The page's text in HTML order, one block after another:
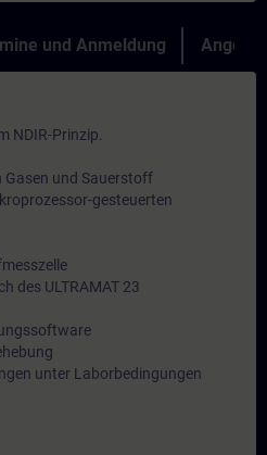
und Anmeldung Angebot
NDIR-Prinzip.
und Sauerstoff
gesteuerten
des ULTRAMAT 23
unter Laborbedingungen